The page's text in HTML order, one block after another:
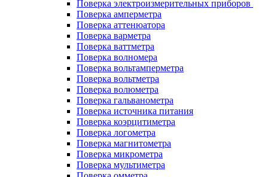
Поверка электроизмерительных приборов
Поверка амперметра
Поверка аттенюатора
Поверка варметра
Поверка ваттметра
Поверка волномера
Поверка вольтамперметра
Поверка вольтметра
Поверка волюметра
Поверка гальванометра
Поверка источника питания
Поверка коэрцитиметра
Поверка логометра
Поверка магнитометра
Поверка микрометра
Поверка мультиметра